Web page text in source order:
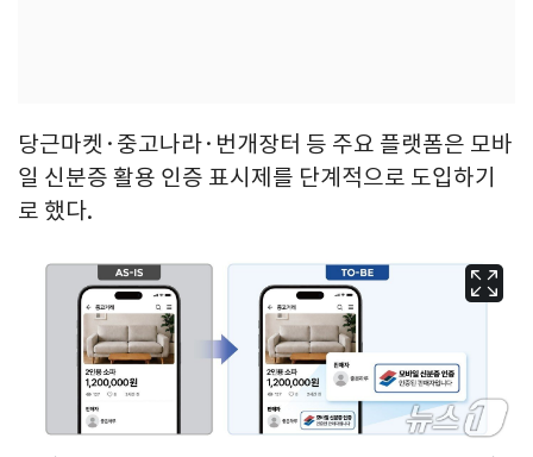
당근마켓·중고나라·번개장터 등 주요 플랫폼은 모바
일 신분증 활용 인증 표시제를 단계적으로 도입하기
로 했다.